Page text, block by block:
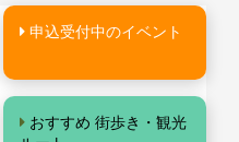
申込受付中のイベント
おすすめ 街歩き・観光